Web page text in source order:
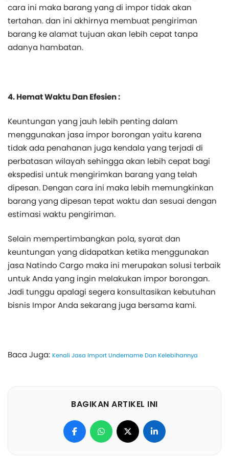
cara ini maka barang yang di impor tidak akan
tertahan. dan ini akhirnya membuat pengiriman
barang ke alamat tujuan akan lebih cepat tanpa
adanya hambatan.
4. Hemat Waktu Dan Efesien :
Keuntungan yang jauh lebih penting dalam
menggunakan jasa impor borongan yaitu karena
tidak ada penahanan juga kendala yang terjadi di
perbatasan wilayah sehingga akan lebih cepat bagi
ekspedisi untuk mengirimkan barang yang telah
dipesan. Dengan cara ini maka lebih memungkinkan
barang yang dipesan tepat waktu dan sesuai dengan
estimasi waktu pengiriman.
Selain mempertimbangkan pola, syarat dan
keuntungan yang didapatkan ketika menggunakan
jasa Natindo Cargo maka ini merupakan solusi terbaik
untuk Anda yang ingin melakukan impor borongan.
Jadi tunggu apalagi segera konsultasikan kebutuhan
bisnis Impor Anda sekarang juga bersama kami.
Baca Juga: Kenali Jasa Import Undername Dan Kelebihannya
BAGIKAN ARTIKEL INI